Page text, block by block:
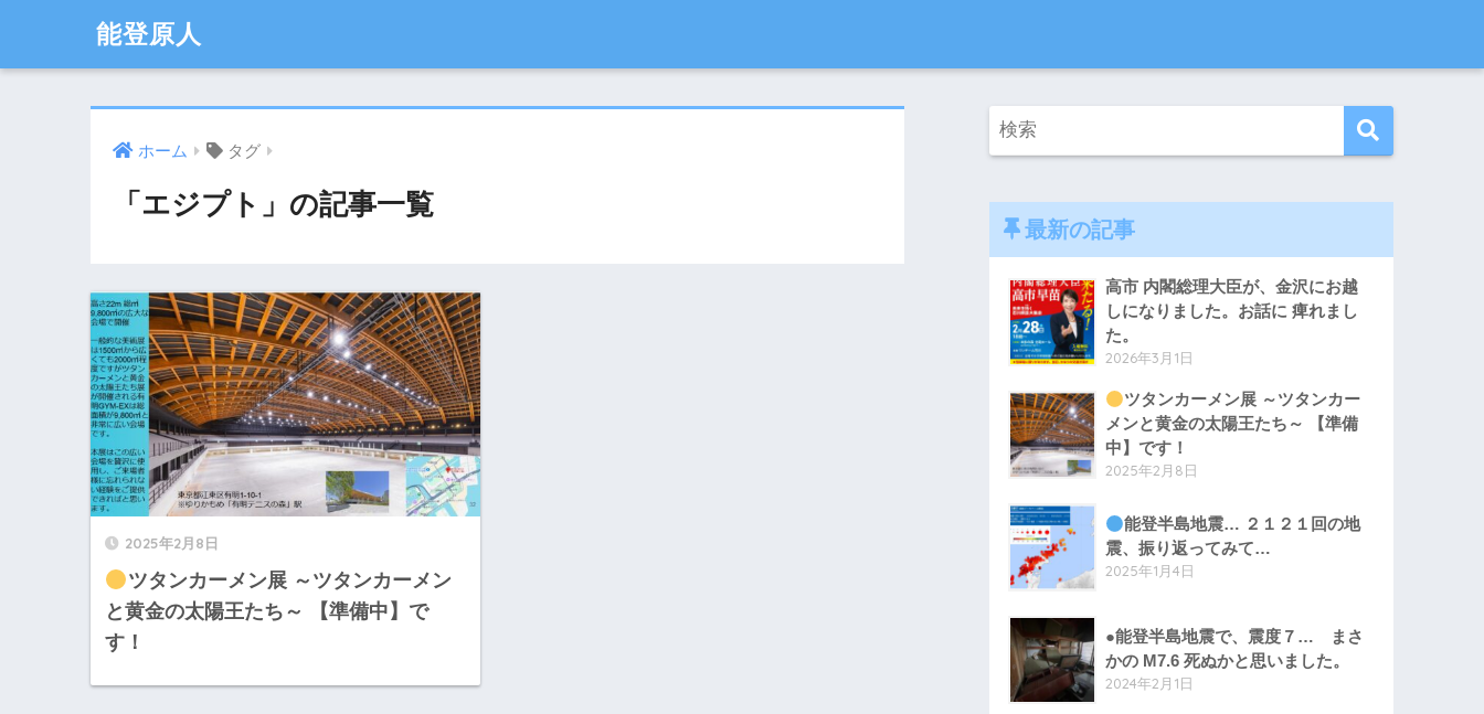
能登原人
ホーム タグ
「エジプト」の記事一覧
2025年2月8日
ツタンカーメン展 ～ツタンカーメン
と黄金の太陽王たち～ 【準備中】で
す！
最新の記事
高市 内閣総理大臣が、金沢にお越
しになりました。お話に 痺れまし
た。
2026年3月1日
ツタンカーメン展 ～ツタンカー
メンと黄金の太陽王たち～ 【準備
中】です！
2025年2月8日
能登半島地震… ２１２１回の地
震、振り返ってみて…
2025年1月4日
●能登半島地震で、震度７… まさ
かの M7.6 死ぬかと思いました。
2024年2月1日